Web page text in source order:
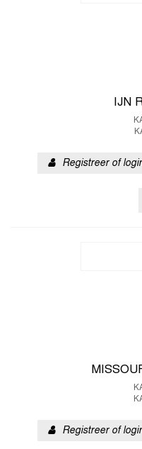
IJN
Registreer of
Registreer of